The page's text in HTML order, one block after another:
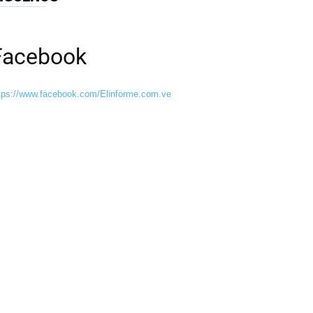
www.facebook.com/Elinforme.com.ve